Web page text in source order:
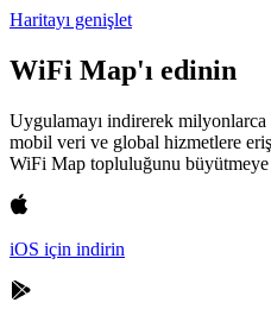
Haritayı genişlet
WiFi Map'ı edinin
Uygulamayı indirerek
mobil veri ve global hizmetlere
WiFi Map topluluğunu büyütmeye
iOS için indirin